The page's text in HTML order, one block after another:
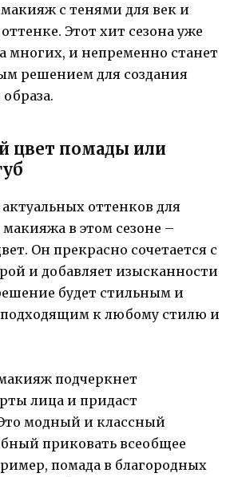
с тенями для век и
Этот хит сезона уже
многих, и непременно станет
решением для создания
цвет помады или
оттенков для
в этом сезоне –
Он прекрасно сочетается с
и добавляет изысканности
будет стильным и
к любому стилю и
подчеркнет
лица и придаст
модный и классный
приковать всеобщее
помада в благородных